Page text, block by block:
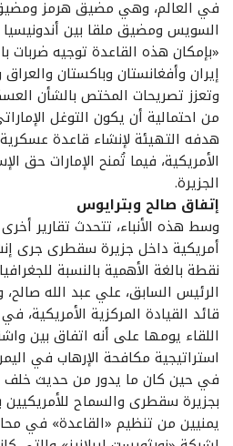
في العالم، وهي مضيق هرمز
السويس ومضيق ملقا بين أندونيسيا
«بإمكان هذه القاعدة توجيه ضربات
إيران وأفغانستان وباكستان
وتعزز تصريحات المختص بالشأن
من احتمالية أن يكون التوغل
هدفه التهيئة لإنشاء قاعدة عسكرية
الأمريكية، فيما تُمنح الإمارات حق
الجزيرة.
إتفاق صالح وبترايوس
وسط هذه الأنباء، تتحدث تقارير
أمريكية داخل جزيرة سقطرى جرى
نقطة بالغة الأهمية بالنسبة
الرئيس السابق، علي عبد الله صالح،
اللقاء يومها على أنه اتفاق بين
استراتيجية مكافحة الإرهاب في
في حين كان ما يدور من حديث خلف
بجزيرة سقطرى والسماح للأمريكيين
يمنيين من تنظيم «القاعدة» في